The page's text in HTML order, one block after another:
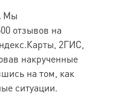
Мы
отзывов на
2ГИС,
накрученные
на том, как
ситуации.